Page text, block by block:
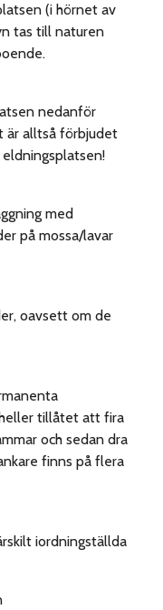
(i hörnet av
tas till naturen
nedanför
är alltså förbjudet
med
på mossa/lavar
oavsett om de
tillåtet att fira
och sedan dra
finns på flera
iordningställda